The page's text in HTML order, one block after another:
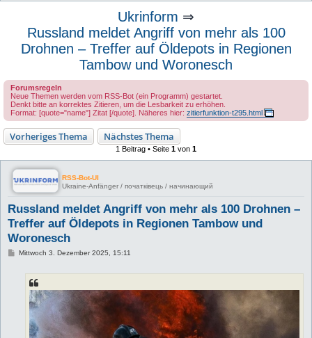
Ukrinform ⇒
Russland meldet Angriff von mehr als 100
Drohnen – Treffer auf Öldepots in Regionen
Tambow und Woronesch
Forumsregeln
Neue Themen werden vom RSS-Bot (ein Programm) gestartet.
Denkt bitte an korrektes Zitieren, um die Lesbarkeit zu erhöhen.
Format: [quote="name"] Zitat [/quote]. Näheres hier: zitierfunktion-t295.html
Vorheriges Thema Nächstes Thema
1 Beitrag • Seite 1 von 1
RSS-Bot-UI
Ukraine-Anfänger / початківець / начинающий
Russland meldet Angriff von mehr als 100 Drohnen –
Treffer auf Öldepots in Regionen Tambow und
Woronesch
BMittwoch 3. Dezember 2025, 15:11